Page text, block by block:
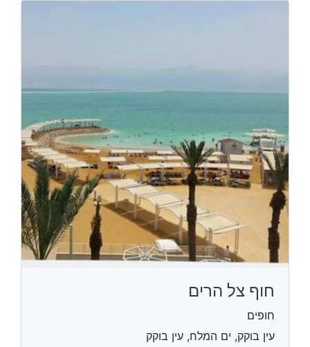
חוף צל הרים
חופים
עין בוקק, ים המלח, עין בוקק